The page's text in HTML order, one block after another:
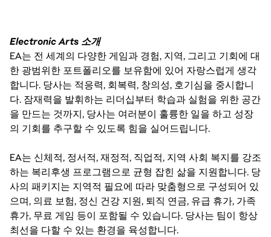
Electronic Arts 소개
EA는 전 세계의 다양한 게임과 경험, 지역, 그리고 기회에 대
한 광범위한 포트폴리오를 보유함에 있어 자랑스럽게 생각
합니다. 당사는 적응력, 회복력, 창의성, 호기심을 중시합니
다. 잠재력을 발휘하는 리더십부터 학습과 실험을 위한 공간
을 만드는 것까지, 당사는 여러분이 훌륭한 일을 하고 성장
의 기회를 추구할 수 있도록 힘을 실어드립니다.
EA는 신체적, 정서적, 재정적, 직업적, 지역 사회 복지를 강조
하는 복리후생 프로그램으로 균형 잡힌 삶을 지원합니다. 당
사의 패키지는 지역적 필요에 따라 맞춤형으로 구성되어 있
으며, 의료 보험, 정신 건강 지원, 퇴직 연금, 유급 휴가, 가족
휴가, 무료 게임 등이 포함될 수 있습니다. 당사는 팀이 항상
최선을 다할 수 있는 환경을 육성합니다.